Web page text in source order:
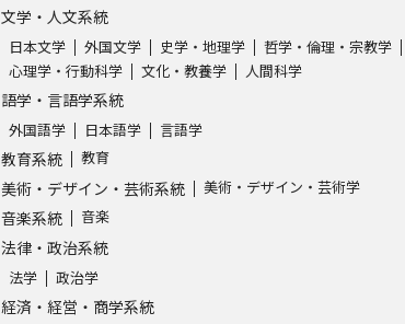
文学・人文系統
日本文学 外国文学 史学・地理学
哲学・倫理・宗教学
心理学・行動科学
文化・教養学 人間科学
語学・言語学系統
外国語学 日本語学 言語学
教育系統 教育
美術・デザイン・芸術系統 美術・デザイン・芸術学
音楽系統 音楽
法律・政治系統
法学 政治学
経済・経営・商学系統